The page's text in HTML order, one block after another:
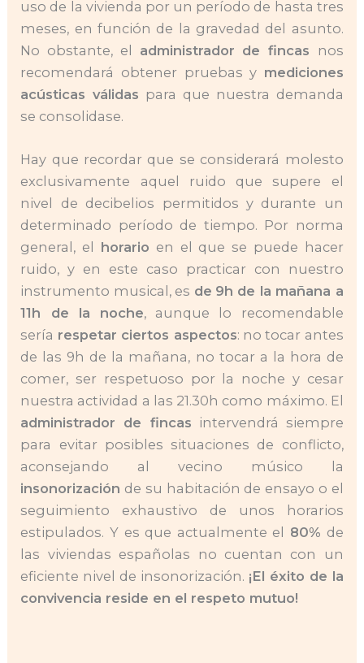
uso de la vivienda por un período de hasta tres
meses, en función de la gravedad del asunto.
No obstante, el administrador de fincas nos
recomendará obtener pruebas y mediciones
acústicas válidas para que nuestra demanda
se consolidase.
Hay que recordar que se considerará molesto
exclusivamente aquel ruido que supere el
nivel de decibelios permitidos y durante un
determinado período de tiempo. Por norma
general, el horario en el que se puede hacer
ruido, y en este caso practicar con nuestro
instrumento musical, es de 9h de la mañana a
11h de la noche, aunque lo recomendable
sería respetar ciertos aspectos: no tocar antes
de las 9h de la mañana, no tocar a la hora de
comer, ser respetuoso por la noche y cesar
nuestra actividad a las 21.30h como máximo. El
administrador de fincas intervendrá siempre
para evitar posibles situaciones de conflicto,
aconsejando al vecino músico la
insonorización de su habitación de ensayo o el
seguimiento exhaustivo de unos horarios
estipulados. Y es que actualmente el 80% de
las viviendas españolas no cuentan con un
eficiente nivel de insonorización. ¡El éxito de la
convivencia reside en el respeto mutuo!